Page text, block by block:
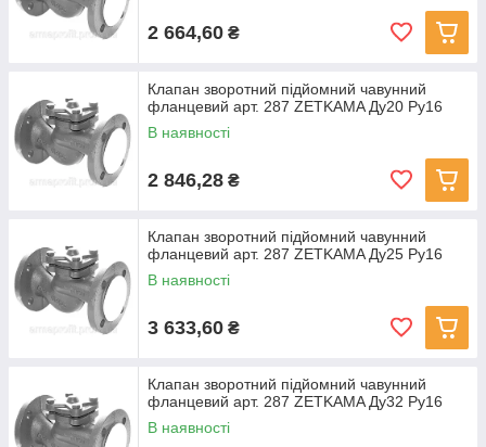
2 664,60 ₴
Клапан зворотний підйомний чавунний
фланцевий арт. 287 ZETKAMA Ду20 Ру16
В наявності
2 846,28 ₴
Клапан зворотний підйомний чавунний
фланцевий арт. 287 ZETKAMA Ду25 Ру16
В наявності
3 633,60 ₴
Клапан зворотний підйомний чавунний
фланцевий арт. 287 ZETKAMA Ду32 Ру16
В наявності